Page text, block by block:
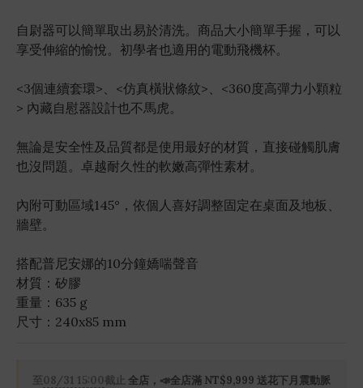
自尉器可以簡單取出易於清洗。商品大小簡單手握，可以
享受伸縮的愉悅。初學者也適用的電動飛機杯。
<3個連續套環>、<仿真橫狀條紋>、<360度高彈力小顆粒
> 內藏自慰器設計也不馬虎。
無論是安全性及品質都是使用最好的材質，直接碰觸肌膚
也沒問題。卓越耐久性的軟嫩高彈性素材。
內附可動區域145°，依個人喜好調整固定在桌面及地板、
牆壁。
搭配普尼安娜的10分鐘嬌喘聲音
材質：矽膠
重量：635 g
尺寸：240x85 mm
至08/31 15:00截止
全店，📣全店滿 NT$9,999 送花下月震動脈